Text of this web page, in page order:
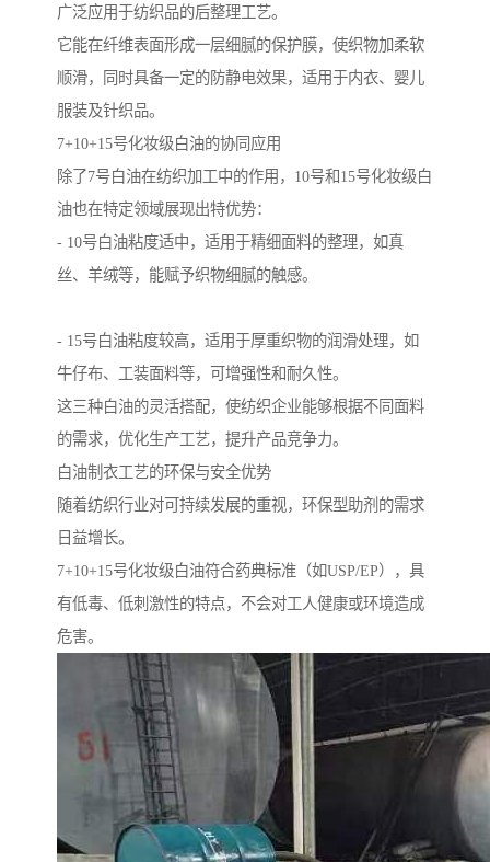
广泛应用于纺织品的后整理工艺。
它能在纤维表面形成一层细腻的保护膜，使织物加柔软
顺滑，同时具备一定的防静电效果，适用于内衣、婴儿
服装及针织品。
7+10+15号化妆级白油的协同应用
除了7号白油在纺织加工中的作用，10号和15号化妆级白
油也在特定领域展现出特优势：
- 10号白油粘度适中，适用于精细面料的整理，如真
丝、羊绒等，能赋予织物细腻的触感。
- 15号白油粘度较高，适用于厚重织物的润滑处理，如
牛仔布、工装面料等，可增强性和耐久性。
这三种白油的灵活搭配，使纺织企业能够根据不同面料
的需求，优化生产工艺，提升产品竞争力。
白油制衣工艺的环保与安全优势
随着纺织行业对可持续发展的重视，环保型助剂的需求
日益增长。
7+10+15号化妆级白油符合药典标准（如USP/EP），具
有低毒、低刺激性的特点，不会对工人健康或环境造成
危害。